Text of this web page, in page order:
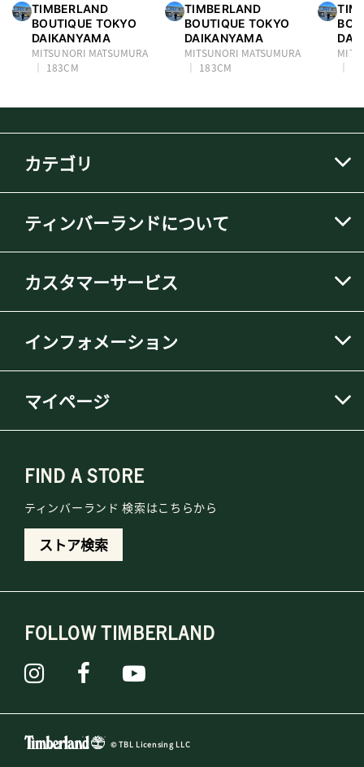
TIMBERLAND
BOUTIQUE TOKYO
DAIKANYAMA
MITSUNORI MATSUMURA
183CM
TIMBERLAND
BOUTIQUE TOKYO
DAIKANYAMA
MITSUNORI MATSUMURA
183CM
カテゴリ
ティンバーランドについて
カスタマーサービス
インフォメーション
マイページ
FIND A STORE
ティンバーランド 検索はこちらから
ストア検索
FOLLOW TIMBERLAND
© TBL Licensing LLC